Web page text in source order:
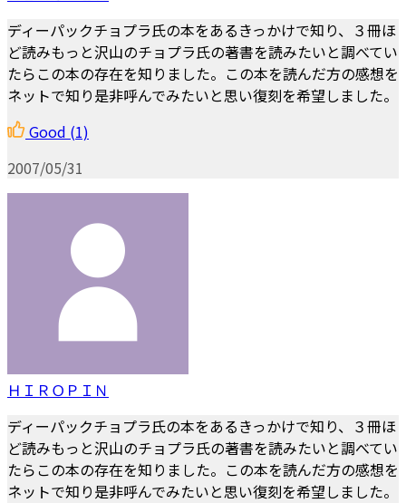
ディーパックチョプラ氏の本をあるきっかけで知り、３冊ほ
ど読みもっと沢山のチョプラ氏の著書を読みたいと調べてい
たらこの本の存在を知りました。この本を読んだ方の感想を
ネットで知り是非呼んでみたいと思い復刻を希望しました。
Good (1)
2007/05/31
ＨＩＲＯＰＩＮ
ディーパックチョプラ氏の本をあるきっかけで知り、３冊ほ
ど読みもっと沢山のチョプラ氏の著書を読みたいと調べてい
たらこの本の存在を知りました。この本を読んだ方の感想を
ネットで知り是非呼んでみたいと思い復刻を希望しました。